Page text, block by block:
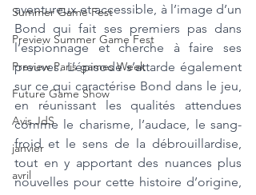
Summer Game Fest
Preview Summer Game Fest
Preview Paris games Week
Future Game Show
Avis JdS
janvier
avril
aventureux et accessible, à l’image d’un
Bond qui fait ses premiers pas dans
l’espionnage et cherche à faire ses
preuves. L’épisode s’attarde également
sur ce qui caractérise Bond dans le jeu,
en réunissant les qualités attendues
comme le charisme, l’audace, le sang-
froid et le sens de la débrouillardise,
tout en y apportant des nuances plus
nouvelles pour cette histoire d’origine,